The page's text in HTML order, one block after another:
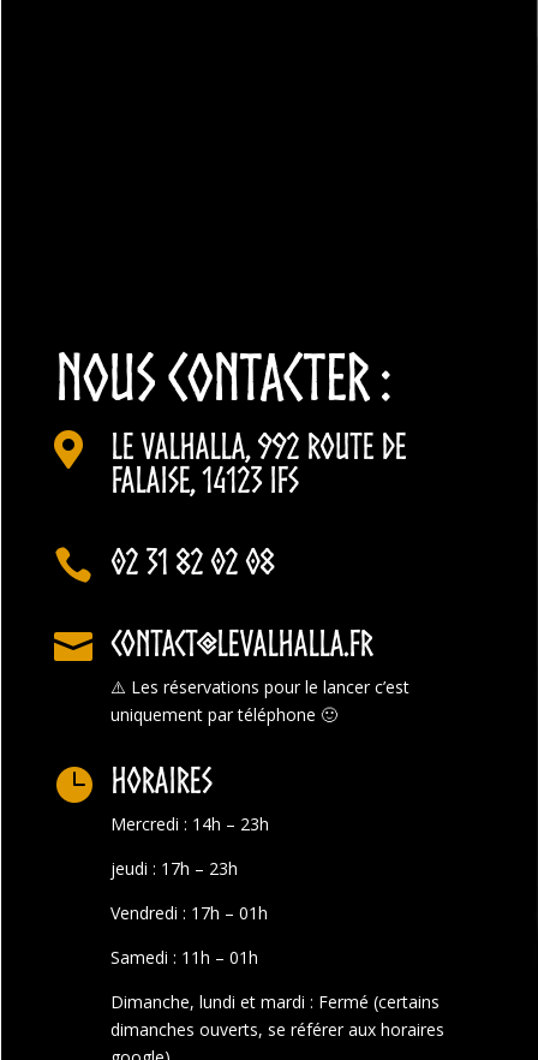
NOUS CONTACTER :

Le Valhalla, 992 Route de
Falaise, 14123 Ifs
 02 31 82 02 08
 contact@levalhalla.fr
⚠️ Les réservations pour le lancer c’est
uniquement par téléphone 🙂
 Horaires
Mercredi : 14h – 23h
jeudi : 17h – 23h
Vendredi : 17h – 01h
Samedi : 11h – 01h
Dimanche, lundi et mardi : Fermé (certains
dimanches ouverts, se référer aux horaires